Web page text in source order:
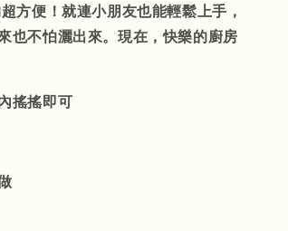
方便！就連小朋友也能輕鬆上手，
也不怕灑出來。現在，快樂的廚房
搖搖即可